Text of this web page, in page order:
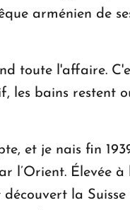
arménien de
toute l'affaire.
les bains restent
et je nais fin
l’Orient. Élevée
la